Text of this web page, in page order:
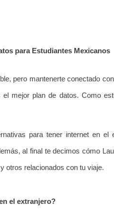
para Estudiantes Mexicanos
pero mantenerte conectado
mejor plan de datos. Como
para tener internet en el
al final te decimos cómo
otros relacionados con tu viaje.
el extranjero?